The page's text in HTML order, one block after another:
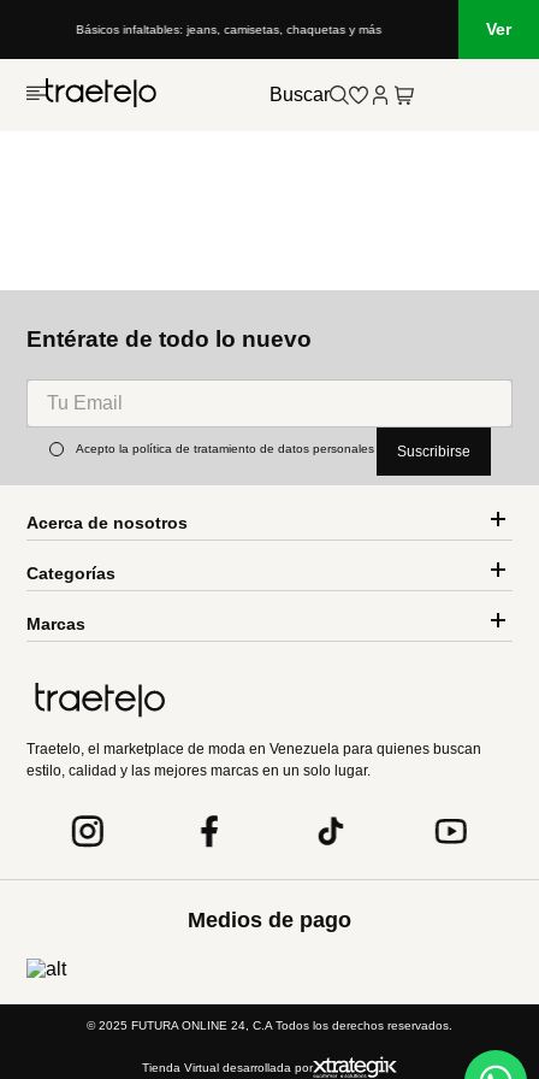
Básicos infaltables: jeans, camisetas, chaquetas y más Ver
Buscar
Entérate de todo lo nuevo
Acepto la política de tratamiento de datos personales Suscribirse
Acerca de nosotros
Categorías
Marcas
Traetelo, el marketplace de moda en Venezuela para quienes buscan
estilo, calidad y las mejores marcas en un solo lugar.
Medios de pago
© 2025 FUTURA ONLINE 24, C.A Todos los derechos reservados.
Tienda Virtual desarrollada por